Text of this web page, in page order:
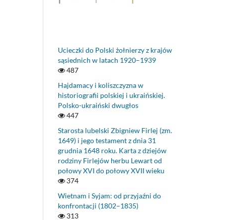
Ucieczki do Polski żołnierzy z krajów
sąsiednich w latach 1920–1939
487
Hajdamacy i koliszczyzna w
historiografii polskiej i ukraińskiej.
Polsko-ukraiński dwugłos
447
Starosta lubelski Zbigniew Firlej (zm.
1649) i jego testament z dnia 31
grudnia 1648 roku. Karta z dziejów
rodziny Firlejów herbu Lewart od
połowy XVI do połowy XVII wieku
374
Wietnam i Syjam: od przyjaźni do
konfrontacji (1802–1835)
313